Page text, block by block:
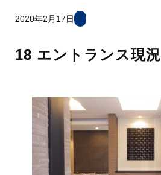
2020年2月17日
18 エントランス現況